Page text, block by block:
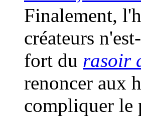
Finalement,
créateurs
fort du rasoir
renoncer aux
compliquer le